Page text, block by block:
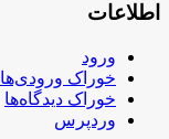
اطلاعات
ورود
خوراک ورودی‌ها
خوراک دیدگاه‌ها
وردپرس